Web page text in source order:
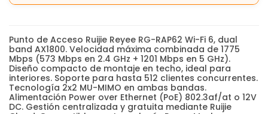
Punto de Acceso Ruijie Reyee RG-RAP62 Wi-Fi 6, dual
band AX1800. Velocidad máxima combinada de 1775
Mbps (573 Mbps en 2.4 GHz + 1201 Mbps en 5 GHz).
Diseño compacto de montaje en techo, ideal para
interiores. Soporte para hasta 512 clientes concurrentes.
Tecnología 2x2 MU-MIMO en ambas bandas.
Alimentación Power over Ethernet (PoE) 802.3af/at o 12V
DC. Gestión centralizada y gratuita mediante Ruijie